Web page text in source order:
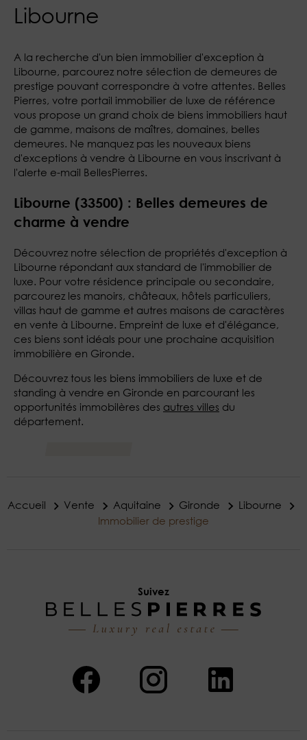
Libourne
A la recherche d'un bien immobilier d'exception à
Libourne, parcourez notre sélection de demeures de
prestige pouvant correspondre à votre attentes. Belles
Pierres, votre portail immobilier de luxe de référence
vous propose un grand choix de biens immobiliers haut
de gamme, maisons de maîtres, domaines, belles
demeures. Ne manquez pas les nouveaux biens
d'exceptions à vendre à Libourne en vous inscrivant à
l'alerte e-mail BellesPierres.
Libourne (33500) : Belles demeures de
charme à vendre
Découvrez notre sélection de propriétés d'exception à
Libourne répondant aux standard de l'immobilier de
luxe. Pour votre résidence principale ou secondaire,
parcourez les manoirs, châteaux, hôtels particuliers,
villas haut de gamme et autres maisons de caractères
en vente à Libourne. Empreint de luxe et d'élégance,
ces biens sont idéals pour une prochaine acquisition
immobilière en Gironde.
Découvrez tous les biens immobiliers de luxe et de
standing à vendre en Gironde en parcourant les
opportunités immobilères des autres villes du
département.
Accueil Vente Aquitaine Gironde
Libourne
Immobilier de prestige
Suivez